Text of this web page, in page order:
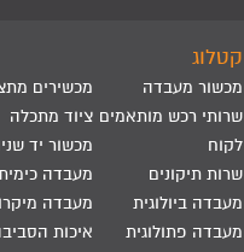
קטלוג
מכשור מעבדה
מכשירים
שרותי רכש מותאמים
לקוח
ציוד מתכלה
מכשור יד
שרות תיקונים
מעבדה
מעבדה ביולוגית
מעבדה
מעבדה פתולוגית
איכות